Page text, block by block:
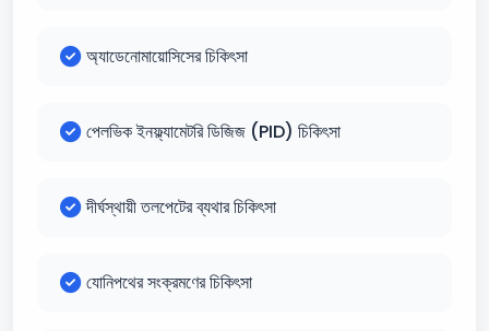
অ্যাডেনোমায়োসিসের চিকিৎসা
পেলভিক ইনফ্ল্যামেটরি ডিজিজ (PID) চিকিৎসা
দীর্ঘস্থায়ী তলপেটের ব্যথার চিকিৎসা
যোনিপথের সংক্রমণের চিকিৎসা